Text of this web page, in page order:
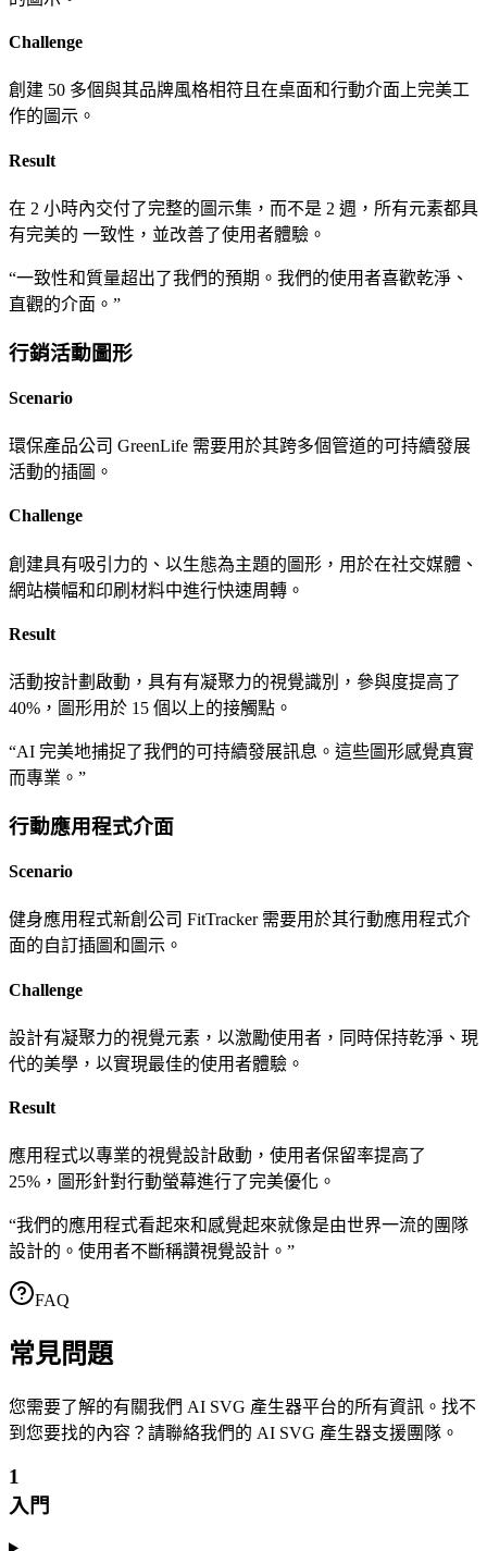
Challenge
創建 50 多個與其品牌風格相符且在桌面和行動介面上完美工
作的圖示。
Result
在 2 小時內交付了完整的圖示集，而不是 2 週，所有元素都具
有完美的 一致性，並改善了使用者體驗。
“一致性和質量超出了我們的預期。我們的使用者喜歡乾淨、
直觀的介面。 ”
行銷活動圖形
Scenario
環保產品公司 GreenLife 需要用於其跨多個管道的可持續發展
活動的插圖。
Challenge
創建具有吸引力的、以生態為主題的圖形，用於在社交媒體、
網站橫幅和印刷材料中進行快速周轉。
Result
活動按計劃啟動，具有有凝聚力的視覺識別，參與度提高了
40%，圖形用於 15 個以上的接觸點。
“AI 完美地捕捉了我們的可持續發展訊息。這些圖形感覺真實
而專業。 ”
行動應用程式介面
Scenario
健身應用程式新創公司 FitTracker 需要用於其行動應用程式介
面的自訂插圖和圖示。
Challenge
設計有凝聚力的視覺元素，以激勵使用者，同時保持乾淨、現
代的美學，以實現最佳的使用者體驗。
Result
應用程式以專業的視覺設計啟動，使用者保留率提高了
25%，圖形針對行動螢幕進行了完美優化。
“我們的應用程式看起來和感覺起來就像是由世界一流的團隊
設計的。使用者不斷稱讚視覺設計。 ”
FAQ
常見問題
您需要了解的有關我們 AI SVG 產生器平台的所有資訊。找不
到您要找的內容？請聯絡我們的 AI SVG 產生器支援團隊。
1
入門